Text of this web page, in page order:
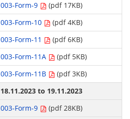
003-Form-9
(pdf 17KB)
003-Form-10
(pdf 4KB)
003-Form-11
(pdf 6KB)
003-Form-11A
(pdf 5KB)
003-Form-11B
(pdf 3KB)
18.11.2023 to 19.11.2023
003-Form-9
(pdf 28KB)